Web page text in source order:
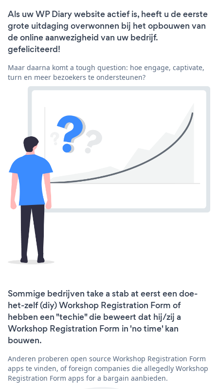
Als uw WP Diary website actief is, heeft u de eerste
grote uitdaging overwonnen bij het opbouwen van
de online aanwezigheid van uw bedrijf.
gefeliciteerd!
Maar daarna komt a tough question: hoe engage, captivate,
turn en meer bezoekers te ondersteunen?
Sommige bedrijven take a stab at eerst een doe-
het-zelf (diy) Workshop Registration Form of
hebben een "techie" die beweert dat hij/zij a
Workshop Registration Form in 'no time' kan
bouwen.
Anderen proberen open source Workshop Registration Form
apps te vinden, of foreign companies die allegedly Workshop
Registration Form apps for a bargain aanbieden.